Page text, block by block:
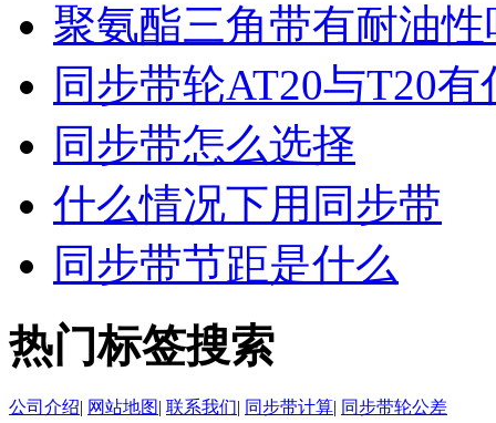
聚氨酯三角带有耐油性
同步带轮AT20与T20有
同步带怎么选择
什么情况下用同步带
同步带节距是什么
热门标签搜索
公司介绍| 网站地图| 联系我们| 同步带计算| 同步带轮公差